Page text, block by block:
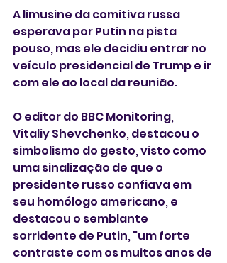
A limusine da comitiva russa
esperava por Putin na pista
pouso, mas ele decidiu entrar no
veículo presidencial de Trump e ir
com ele ao local da reunião.
O editor do BBC Monitoring,
Vitaliy Shevchenko, destacou o
simbolismo do gesto, visto como
uma sinalização de que o
presidente russo confiava em
seu homólogo americano, e
destacou o semblante
sorridente de Putin, "um forte
contraste com os muitos anos de